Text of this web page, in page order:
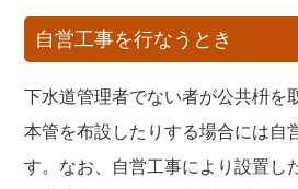
自営工事を行なうとき
下水道管理者でない者が公共枡を
本管を布設したりする場合には自
す。なお、自営工事により設置し